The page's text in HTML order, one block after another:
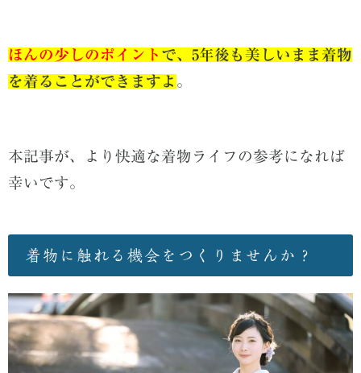
ほんの少しのポイント で、5年後も美しいまま着物
を着ることができますよ 。
本記事が、より快適な着物ライフの参考になれば
幸いです。
着物に触れる機会をつくりませんか？